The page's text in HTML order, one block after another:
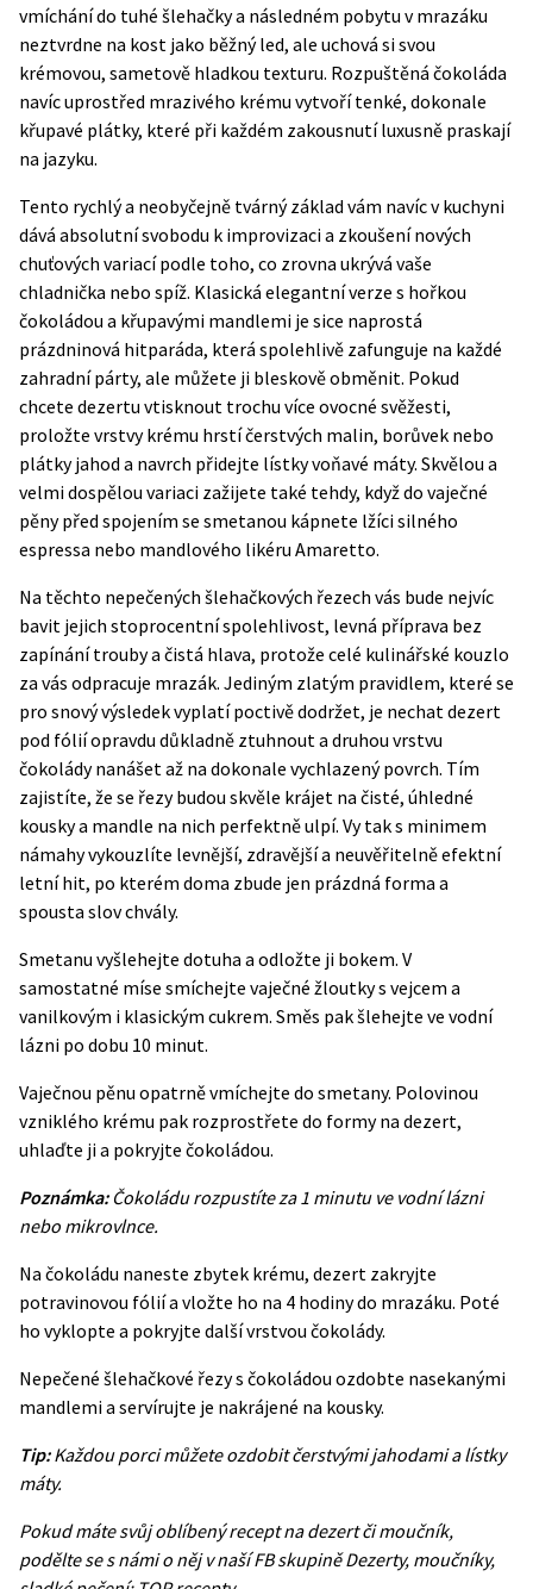
vmíchání do tuhé šlehačky a následném pobytu v mrazáku
neztvrdne na kost jako běžný led, ale uchová si svou
krémovou, sametově hladkou texturu. Rozpuštěná čokoláda
navíc uprostřed mrazivého krému vytvoří tenké, dokonale
křupavé plátky, které při každém zakousnutí luxusně praskají
na jazyku.
Tento rychlý a neobyčejně tvárný základ vám navíc v kuchyni
dává absolutní svobodu k improvizaci a zkoušení nových
chuťových variací podle toho, co zrovna ukrývá vaše
chladnička nebo spíž. Klasická elegantní verze s hořkou
čokoládou a křupavými mandlemi je sice naprostá
prázdninová hitparáda, která spolehlivě zafunguje na každé
zahradní párty, ale můžete ji bleskově obměnit. Pokud
chcete dezertu vtisknout trochu více ovocné svěžesti,
proložte vrstvy krému hrstí čerstvých malin, borůvek nebo
plátky jahod a navrch přidejte lístky voňavé máty. Skvělou a
velmi dospělou variaci zažijete také tehdy, když do vaječné
pěny před spojením se smetanou kápnete lžíci silného
espressa nebo mandlového likéru Amaretto.
Na těchto nepečených šlehačkových řezech vás bude nejvíc
bavit jejich stoprocentní spolehlivost, levná příprava bez
zapínání trouby a čistá hlava, protože celé kulinářské kouzlo
za vás odpracuje mrazák. Jediným zlatým pravidlem, které se
pro snový výsledek vyplatí poctivě dodržet, je nechat dezert
pod fólií opravdu důkladně ztuhnout a druhou vrstvu
čokolády nanášet až na dokonale vychlazený povrch. Tím
zajistíte, že se řezy budou skvěle krájet na čisté, úhledné
kousky a mandle na nich perfektně ulpí. Vy tak s minimem
námahy vykouzlíte levnější, zdravější a neuvěřitelně efektní
letní hit, po kterém doma zbude jen prázdná forma a
spousta slov chvály.
Smetanu vyšlehejte dotuha a odložte ji bokem. V
samostatné míse smíchejte vaječné žloutky s vejcem a
vanilkovým i klasickým cukrem. Směs pak šlehejte ve vodní
lázni po dobu 10 minut.
Vaječnou pěnu opatrně vmíchejte do smetany. Polovinou
vzniklého krému pak rozprostřete do formy na dezert,
uhlaďte ji a pokryjte čokoládou.
Poznámka: Čokoládu rozpustíte za 1 minutu ve vodní lázni
nebo mikrovlnce.
Na čokoládu naneste zbytek krému, dezert zakryjte
potravinovou fólií a vložte ho na 4 hodiny do mrazáku. Poté
ho vyklopte a pokryjte další vrstvou čokolády.
Nepečené šlehačkové řezy s čokoládou ozdobte nasekanými
mandlemi a servírujte je nakrájené na kousky.
Tip:Každou porci můžete ozdobit čerstvými jahodami a lístky
máty.
Pokud máte svůj oblíbený recept na dezert či moučník,
podělte se s námi o něj v naší FB skupiněDezerty, moučníky,